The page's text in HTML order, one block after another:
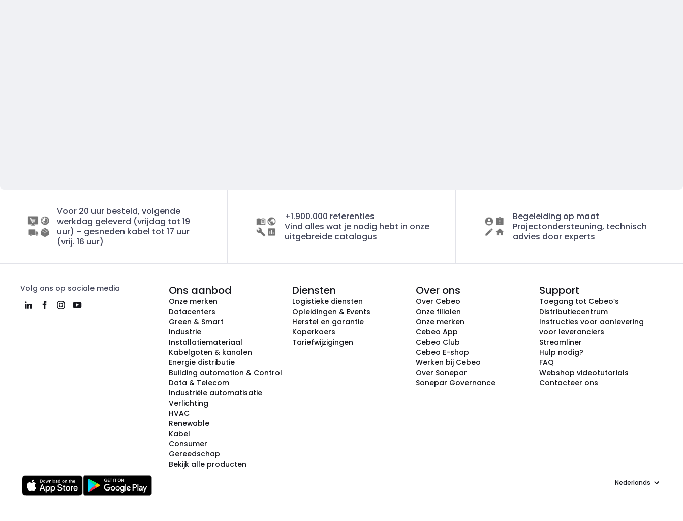
Voor 20 uur besteld, volgende
werkdag geleverd (vrijdag tot 19
uur) – gesneden kabel tot 17 uur
(vrij. 16 uur)
+1.900.000 referenties
Vind alles wat je nodig hebt in onze
uitgebreide catalogus
Begeleiding op maat
Projectondersteuning, technisch
advies door experts
Volg ons op sociale media Ons aanbod
Onze merken
Datacenters
Green & Smart
Industrie
Installatiemateriaal
Kabelgoten & kanalen
Energie distributie
Building automation & Control
Data & Telecom
Industriële automatisatie
Verlichting
HVAC
Renewable
Kabel
Consumer
Gereedschap
Bekijk alle producten
Diensten
Logistieke diensten
Opleidingen & Events
Herstel en garantie
Koperkoers
Tariefwijzigingen
Over ons
Over Cebeo
Onze filialen
Onze merken
Cebeo App
Cebeo Club
Cebeo E-shop
Werken bij Cebeo
Over Sonepar
Sonepar Governance
Support
Toegang tot Cebeo’s
Distributiecentrum
Instructies voor aanlevering
voor leveranciers
Streamliner
Hulp nodig?
FAQ
Webshop videotutorials
Contacteer ons
Taal